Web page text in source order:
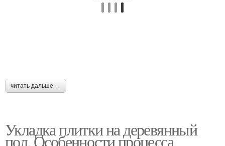
читать дальше →
Укладка плитки на деревянный
пол. Особенности процесса